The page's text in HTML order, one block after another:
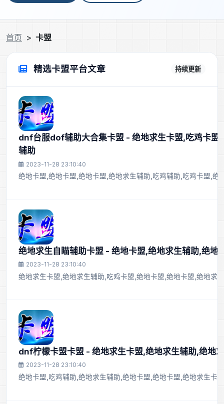
首页 卡盟
精选卡盟平台文章 持续更新
dnf台服dof辅助大合集卡盟 - 绝地求生卡盟,吃鸡卡盟,
辅助
2023-11-28 23:10:40
绝地卡盟,绝地卡盟,绝地卡盟,绝地求生辅助,吃鸡辅助,吃鸡卡盟,绝
绝地求生自瞄辅助卡盟 - 绝地卡盟,绝地求生辅助,绝地
2023-11-28 23:10:40
绝地求生卡盟,绝地求生辅助,吃鸡卡盟,绝地卡盟,绝地卡盟,绝地求
dnf柠檬卡盟卡盟 - 绝地求生卡盟,绝地求生辅助,绝地
2023-11-28 23:10:40
绝地卡盟,吃鸡辅助,绝地求生辅助,绝地卡盟,绝地卡盟,绝地求生卡